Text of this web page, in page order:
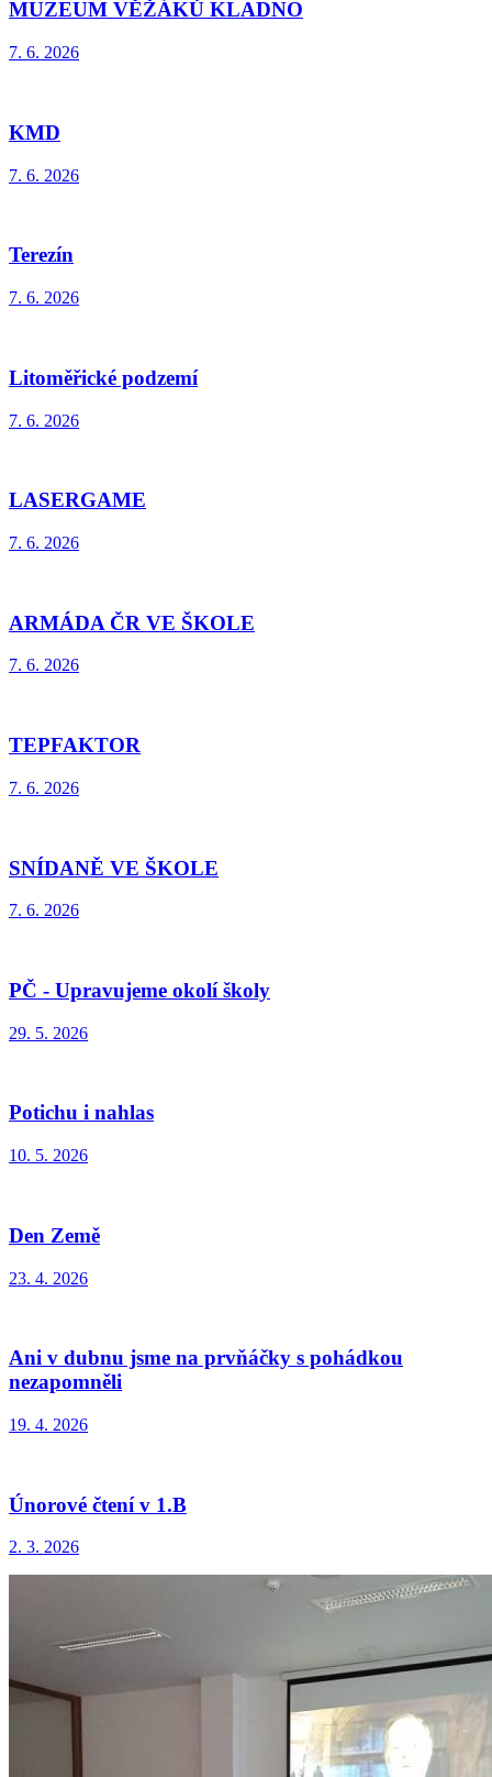
MUZEUM VĚŽÁKŮ KLADNO
7. 6. 2026
KMD
7. 6. 2026
Terezín
7. 6. 2026
Litoměřické podzemí
7. 6. 2026
LASERGAME
7. 6. 2026
ARMÁDA ČR VE ŠKOLE
7. 6. 2026
TEPFAKTOR
7. 6. 2026
SNÍDANĚ VE ŠKOLE
7. 6. 2026
PČ - Upravujeme okolí školy
29. 5. 2026
Potichu i nahlas
10. 5. 2026
Den Země
23. 4. 2026
Ani v dubnu jsme na prvňáčky s pohádkou
nezapomněli
19. 4. 2026
Únorové čtení v 1.B
2. 3. 2026